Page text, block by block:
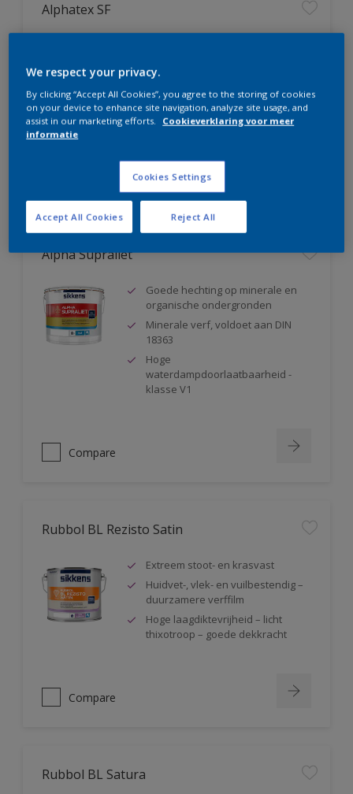
Alphatex SF
Hoge dekkracht. Klasse 1 volgens
DIN EN 13300
Natte schrobvastheid klasse 1
Alpha Supraliet
Goede hechting op minerale en
organische ondergronden
Minerale verf, voldoet aan DIN
18363
Hoge
waterdampdoorlaatbaarheid -
klasse V1
Compare
Rubbol BL Rezisto Satin
Extreem stoot- en krasvast
Huidvet-, vlek- en vuilbestendig –
duurzamere verffilm
Hoge laagdiktevrijheid – licht
thixotroop – goede dekkracht
Compare
Rubbol BL Satura
We respect your privacy.
By clicking “Accept All Cookies”, you agree to the storing of cookies
on your device to enhance site navigation, analyze site usage, and
assist in our marketing efforts.
Cookieverklaring voor meer
informatie
Cookies Settings
Reject All
Accept All Cookies